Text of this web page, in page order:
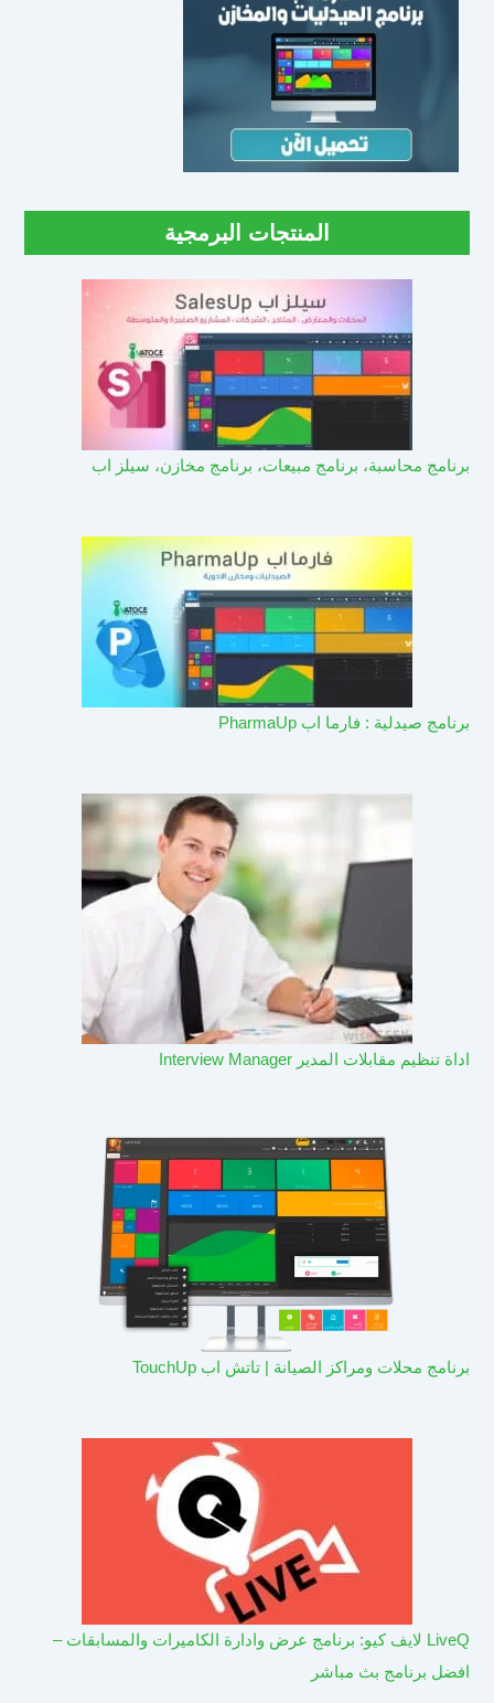
المنتجات البرمجية
برنامج محاسبة، برنامج مبيعات، برنامج مخازن، سيلز اب
برنامج صيدلية : فارما اب PharmaUp​
اداة تنظيم مقابلات المدير Interview Manager
برنامج محلات ومراكز الصيانة | تاتش اب TouchUp
LiveQ لايف كيو: برنامج عرض وادارة الكاميرات والمسابقات –
افضل برنامج بث مباشر